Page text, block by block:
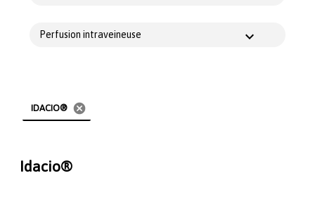
Perfusion intraveineuse
IDACIO® cancel
Idacio®